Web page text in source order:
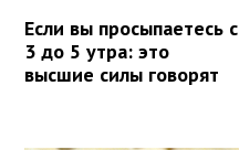
Если вы просыпаетесь с
3 до 5 утра: это
высшие силы говорят